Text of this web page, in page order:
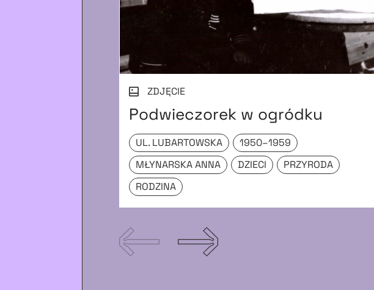
ZDJĘCIE
Podwieczorek w ogródku
UL. LUBARTOWSKA
1950–1959
MŁYNARSKA ANNA
DZIECI
PRZYRODA
RODZINA